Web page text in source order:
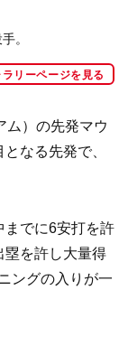
。
ラリーページを見る
）の先発マウ
なる先発で、
でに6安打を許
塁を許し大量得
ングの入りが一